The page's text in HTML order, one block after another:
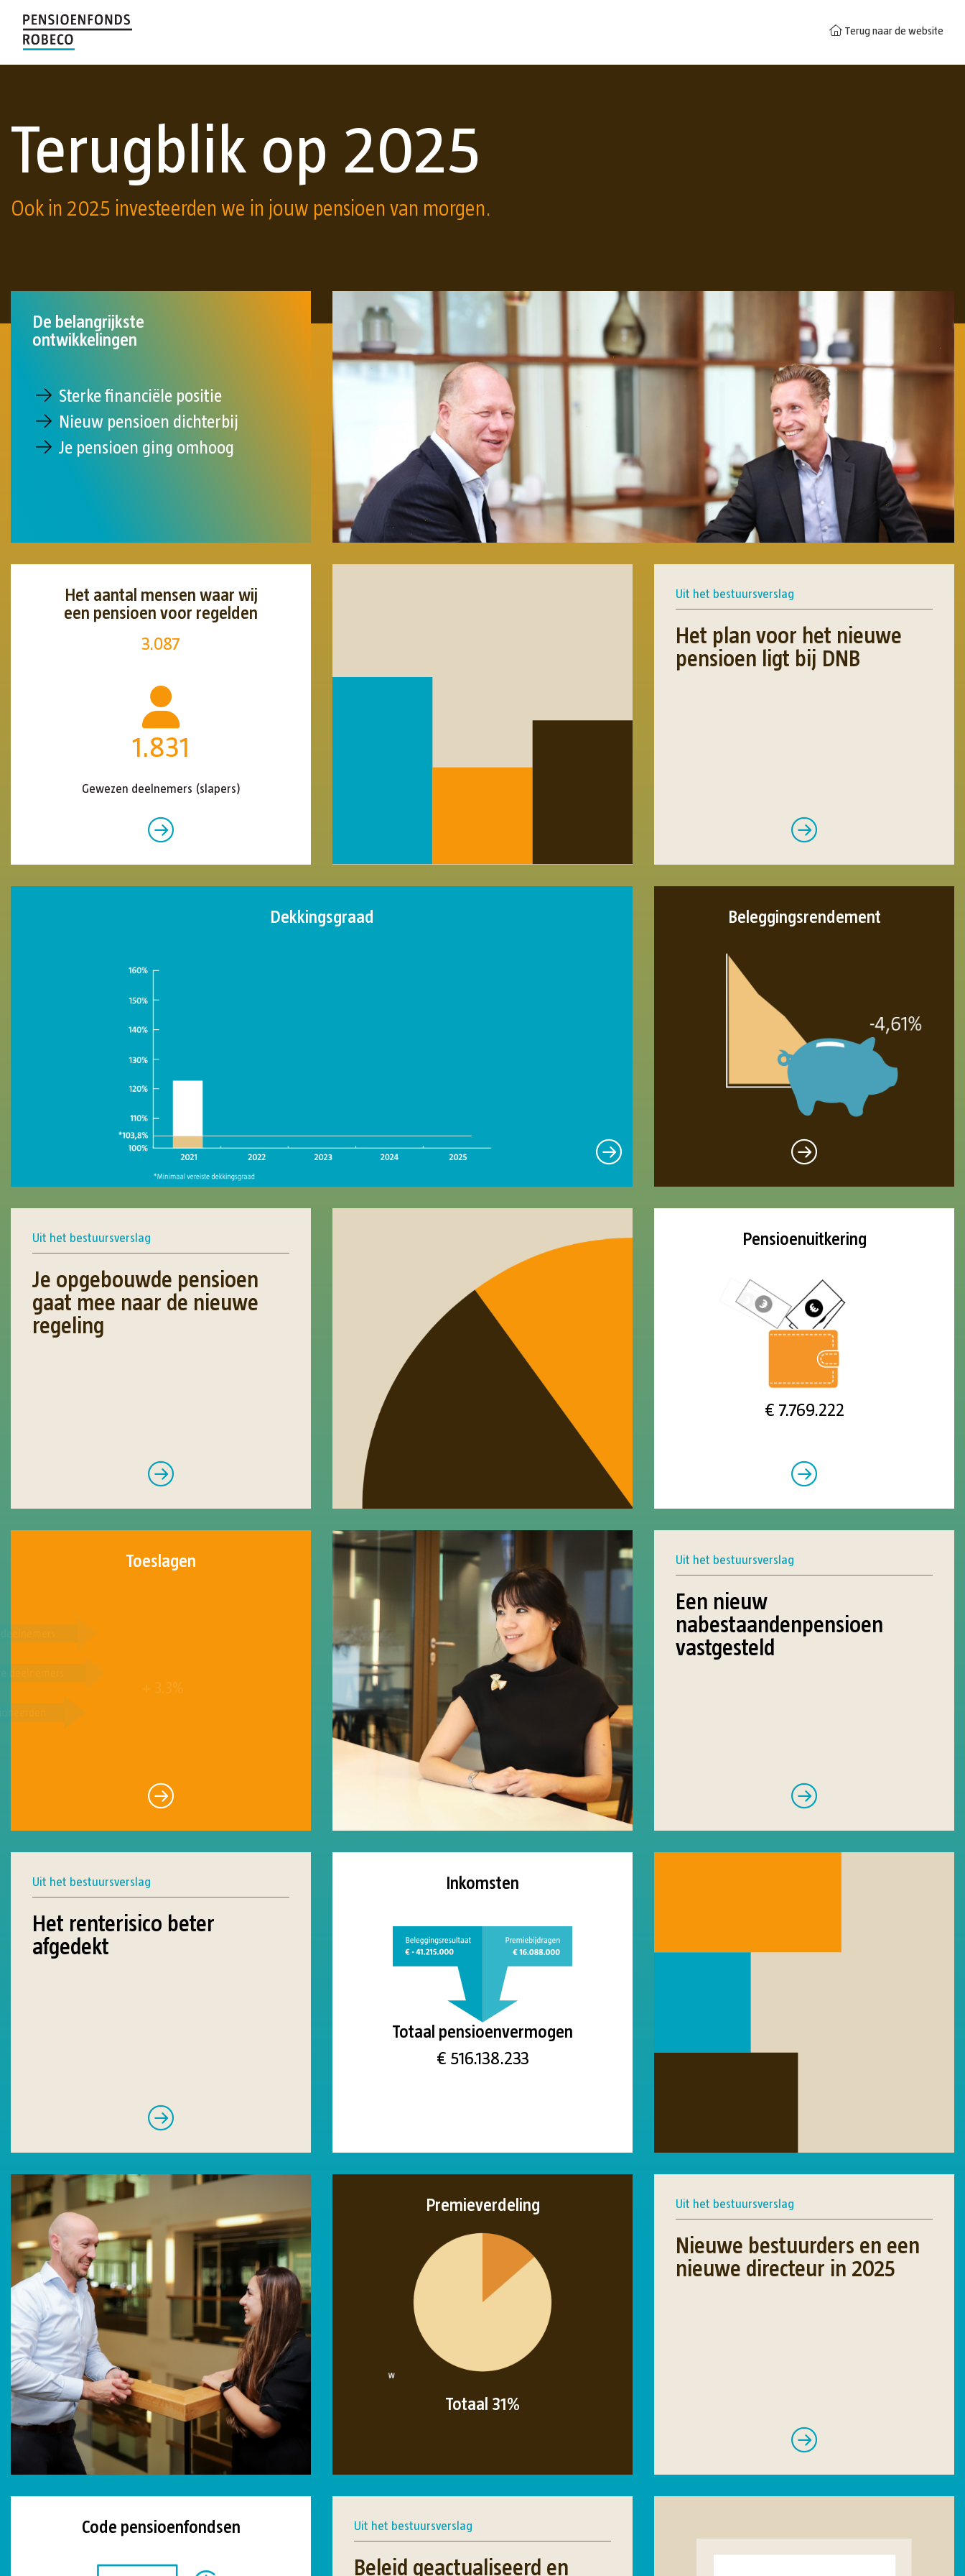
Terug naar de website
Terugblik op 2025
Ook in 2025 investeerden we in jouw pensioen van morgen.
De belangrijkste
ontwikkelingen
Sterke financiële positie
Nieuw pensioen dichterbij
Je pensioen ging omhoog
Het aantal mensen waar wij
een pensioen voor regelden
3.087
492
Pensioengerechtigden
Uit het bestuursverslag
Het plan voor het nieuwe
pensioen ligt bij DNB
Dekkingsgraad Beleggingsrendement
Uit het bestuursverslag
Je opgebouwde pensioen
gaat mee naar de nieuwe
regeling
Pensioenuitkering
€ 10.306.111
Toeslagen Uit het bestuursverslag
Een nieuw
nabestaandenpensioen
vastgesteld
Uit het bestuursverslag
Het renterisico beter
afgedekt
Inkomsten
Totaal pensioenvermogen
€ 684.673.167
Premieverdeling
Totaal 31%
Uit het bestuursverslag
Nieuwe bestuurders en een
nieuwe directeur in 2025
Code pensioenfondsen Uit het bestuursverslag
Beleid geactualiseerd en